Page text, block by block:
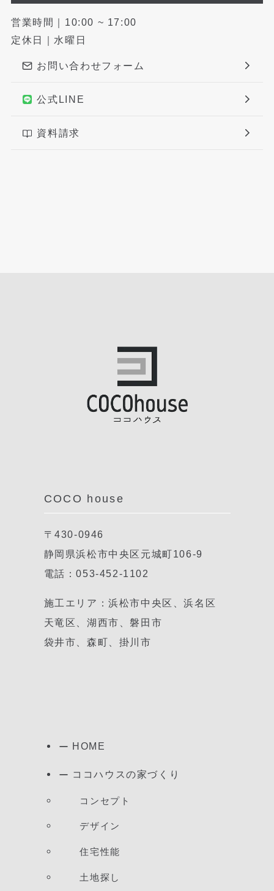
営業時間｜10:00 ~ 17:00
定休日｜水曜日
お問い合わせフォーム
公式LINE
資料請求
COCO house
〒430-0946
静岡県浜松市中央区元城町106-9
電話：053-452-1102
施工エリア：浜松市中央区、浜名区
天竜区、湖西市、磐田市
袋井市、森町、掛川市
HOME
ココハウスの家づくり
コンセプト
デザイン
住宅性能
土地探し